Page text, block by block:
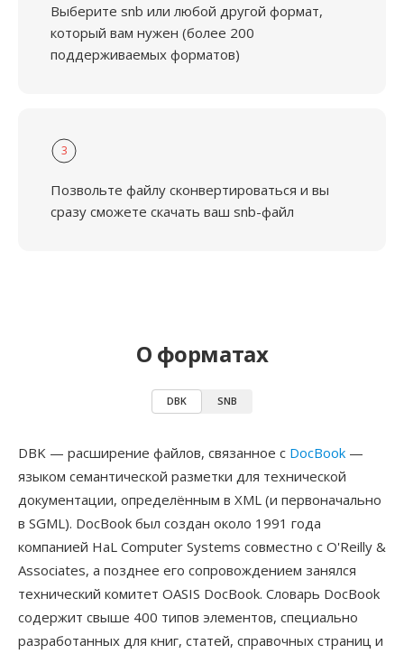
Выберите snb или любой другой формат,
который вам нужен (более 200
поддерживаемых форматов)
3
Позвольте файлу сконвертироваться и вы
сразу сможете скачать ваш snb-файл
О форматах
DBK SNB
DBK — расширение файлов, связанное с DocBook —
языком семантической разметки для технической
документации, определённым в XML (и первоначально
в SGML). DocBook был создан около 1991 года
компанией HaL Computer Systems совместно с O'Reilly &
Associates, а позднее его сопровождением занялся
технический комитет OASIS DocBook. Словарь DocBook
содержит свыше 400 типов элементов, специально
разработанных для книг, статей, справочных страниц и